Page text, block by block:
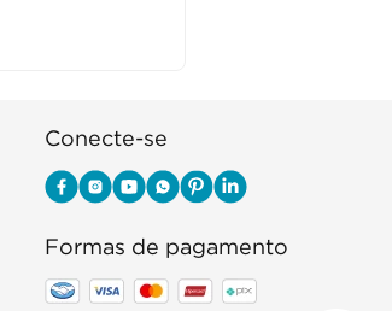
Conecte-se
Formas de pagamento